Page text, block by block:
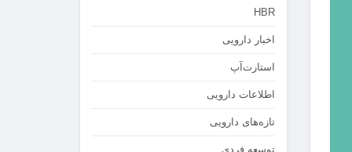
HBR
اخبار دارویی
استارت‌آپ
اطلاعات دارویی
تازه‌های دارویی
توسعه فردی